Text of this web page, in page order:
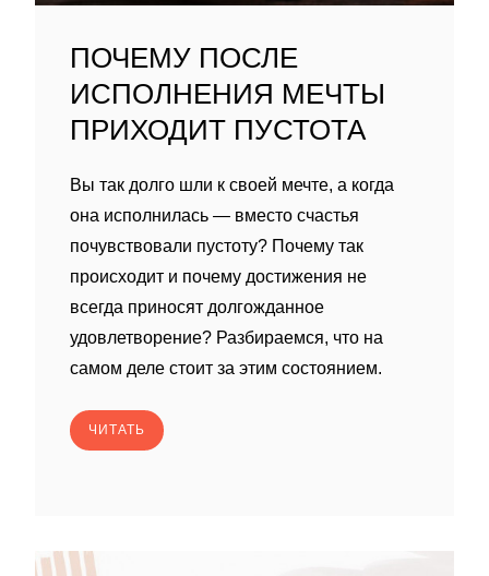
ПОЧЕМУ ПОСЛЕ
ИСПОЛНЕНИЯ МЕЧТЫ
ПРИХОДИТ ПУСТОТА
Вы так долго шли к своей мечте, а когда
она исполнилась — вместо счастья
почувствовали пустоту? Почему так
происходит и почему достижения не
всегда приносят долгожданное
удовлетворение? Разбираемся, что на
самом деле стоит за этим состоянием.
ЧИТАТЬ